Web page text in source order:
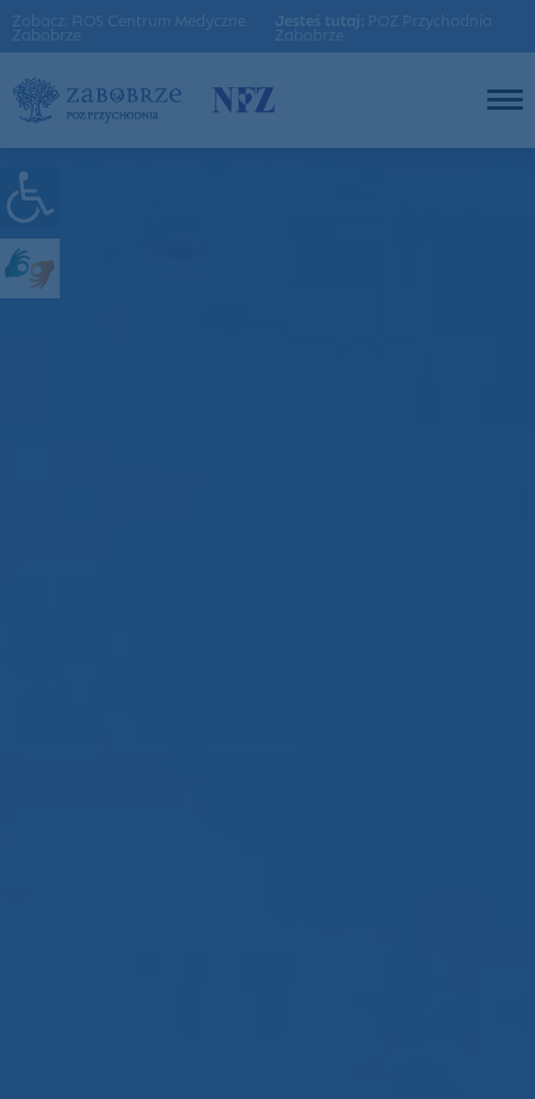
Zobacz: AOS Centrum Medyczne
Zabobrze
Jesteś tutaj: POZ Przychodnia
Zabobrze